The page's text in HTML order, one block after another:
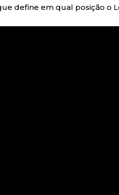
define em qual posição o